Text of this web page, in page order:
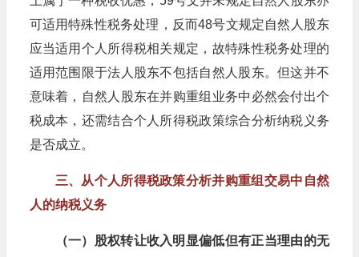
可适用特殊性税务处理，反而48号文规定自然人股东
应当适用个人所得税相关规定，故特殊性税务处理的
适用范围限于法人股东不包括自然人股东。但这并不
意味着，自然人股东在并购重组业务中必然会付出个
税成本，还需结合个人所得税政策综合分析纳税义务
是否成立。
三、从个人所得税政策分析并购重组交易中自然
人的纳税义务
（一）股权转让收入明显偏低但有正当理由的无